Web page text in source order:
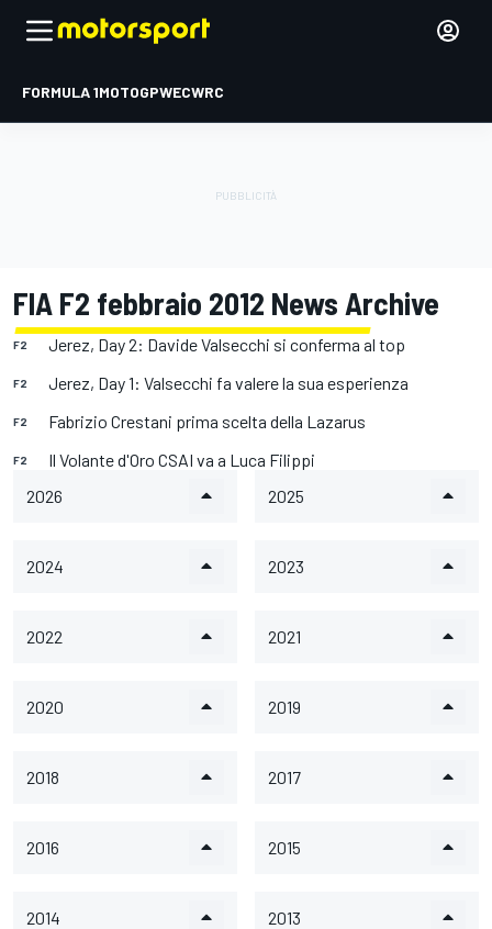
FORMULA 1MOTOGPWECWRC
FIA F2 febbraio 2012 News Archive
F2 Jerez, Day 2: Davide Valsecchi si conferma al top
F2 Jerez, Day 1: Valsecchi fa valere la sua esperienza
F2 Fabrizio Crestani prima scelta della Lazarus
F2
Il Volante d'Oro CSAI va a Luca Filippi
2026
2025
2024 2023
2022 2021
2020 2019
2018 2017
2016 2015
2014 2013